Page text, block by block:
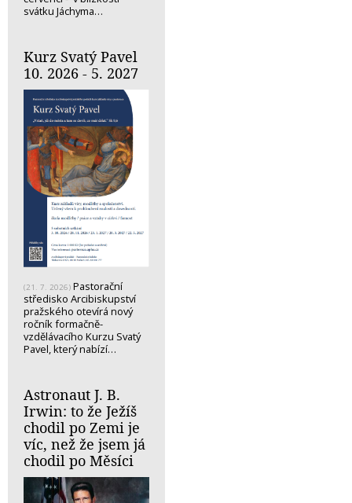
svátku Jáchyma…
Kurz Svatý Pavel
10. 2026 - 5. 2027
(21. 7. 2026) Pastorační
středisko Arcibiskupství
pražského otevírá nový
ročník formačně-
vzdělávacího Kurzu Svatý
Pavel, který nabízí…
Astronaut J. B.
Irwin: to že Ježíš
chodil po Zemi je
víc, než že jsem já
chodil po Měsíci